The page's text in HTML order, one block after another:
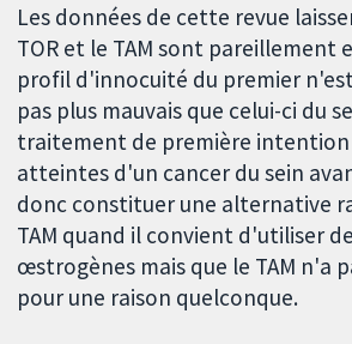
Les données de cette revue
TOR et le TAM sont pareillement
profil d'innocuité du premier
pas plus mauvais que celui-ci du
traitement de première
atteintes d'un cancer du sein
donc constituer une alternative
TAM quand il convient d'utiliser
œstrogènes mais que le TAM n'a
pour une raison quelconque.